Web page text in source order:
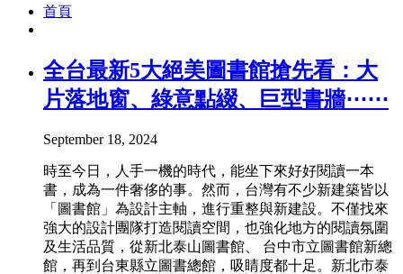
首頁
全台最新5大絕美圖書館搶先看：大
片落地窗、綠意點綴、巨型書牆⋯⋯
September 18, 2024
時至今日，人手一機的時代，能坐下來好好閱讀一本
書，成為一件奢侈的事。然而，台灣有不少新建築皆以
「圖書館」為設計主軸，進行重整與新建設。不僅找來
強大的設計團隊打造閱讀空間，也強化地方的閱讀氛圍
及生活品質，從新北泰山圖書館、 台中市立圖書館新總
館，再到台東縣立圖書總館，吸睛度都十足。新北市泰